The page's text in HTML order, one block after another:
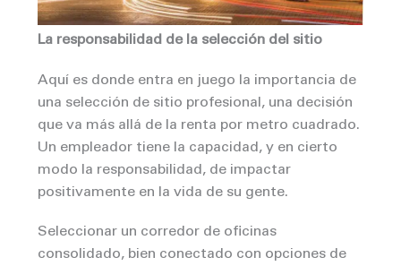
La responsabilidad de la selección del sitio
Aquí es donde entra en juego la importancia de
una selección de sitio profesional, una decisión
que va más allá de la renta por metro cuadrado.
Un empleador tiene la capacidad, y en cierto
modo la responsabilidad, de impactar
positivamente en la vida de su gente.
Seleccionar un corredor de oficinas
consolidado, bien conectado con opciones de